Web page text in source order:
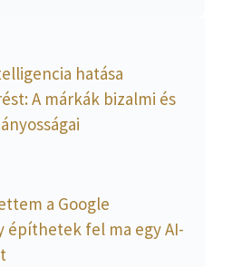
hatása
A márkák bizalmi és
a Google
építhetek fel ma egy AI-